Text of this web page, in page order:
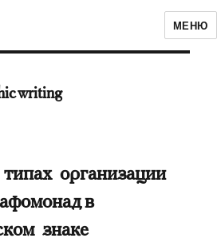
МЕНЮ
writing
организации
в
знаке